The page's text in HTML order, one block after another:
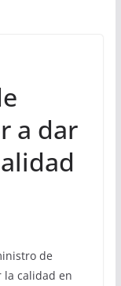
a dar
de
la calidad en